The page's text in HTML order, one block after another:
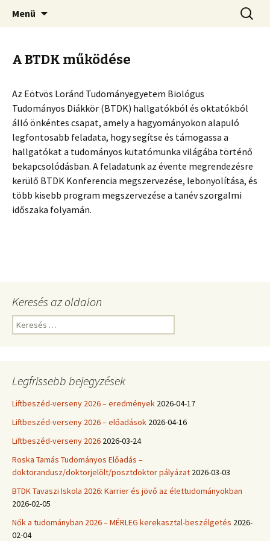
Menü
A BTDK működése
Az Eötvös Loránd Tudományegyetem Biológus
Tudományos Diákkör (BTDK) hallgatókból és oktatókból
álló önkéntes csapat, amely a hagyományokon alapuló
legfontosabb feladata, hogy segítse és támogassa a
hallgatókat a tudományos kutatómunka világába történő
bekapcsolódásban. A feladatunk az évente megrendezésre
kerülő BTDK Konferencia megszervezése, lebonyolítása, és
több kisebb program megszervezése a tanév szorgalmi
időszaka folyamán.
Keresés az oldalon
Keresés:
Legfrissebb bejegyzések
Liftbeszéd-verseny 2026 – eredmények 2026-04-17
Liftbeszéd-verseny 2026 – előadások 2026-04-16
Liftbeszéd-verseny 2026 2026-03-24
Roska Tamás Tudományos Előadás –
doktorandusz/doktorjelölt/posztdoktor pályázat 2026-03-03
BTDK Tavaszi Iskola 2026: Karrier és jövő az élettudományokban
2026-02-05
Nők a tudományban 2026 – MÉRLEG kerekasztal-beszélgetés 2026-
02-04